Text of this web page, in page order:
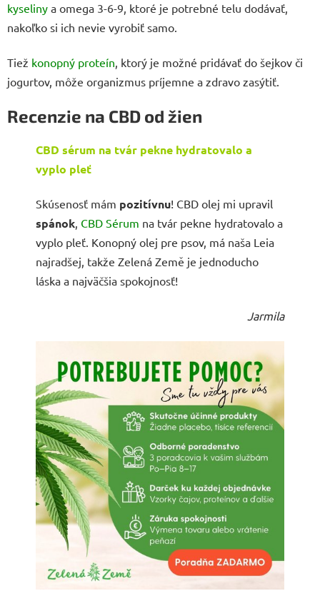
kyseliny a omega 3-6-9, ktoré je potrebné telu dodávať,
nakoľko si ich nevie vyrobiť samo.
Tiež konopný proteín, ktorý je možné pridávať do šejkov či
jogurtov, môže organizmus príjemne a zdravo zasýtiť.
Recenzie na CBD od žien
CBD sérum na tvár pekne hydratovalo a
vyplo pleť
Skúsenosť mám pozitívnu! CBD olej mi upravil
spánok, CBD Sérum na tvár pekne hydratovalo a
vyplo pleť. Konopný olej pre psov, má naša Leia
najradšej, takže Zelená Země je jednoducho
láska a najväčšia spokojnosť!
Jarmila